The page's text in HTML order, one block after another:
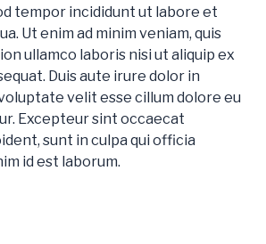
tempor incididunt ut labore et
Ut enim ad minim veniam, quis
ullamco laboris nisi ut aliquip ex
Duis aute irure dolor in
velit esse cillum dolore eu
Excepteur sint occaecat
sunt in culpa qui officia
id est laborum.